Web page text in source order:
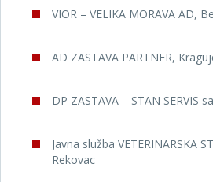
VIOR – VELIKA MORAVA AD,
AD ZASTAVA PARTNER,
DP ZASTAVA – STAN SERVIS
Javna služba VETERINARSKA
Rekovac